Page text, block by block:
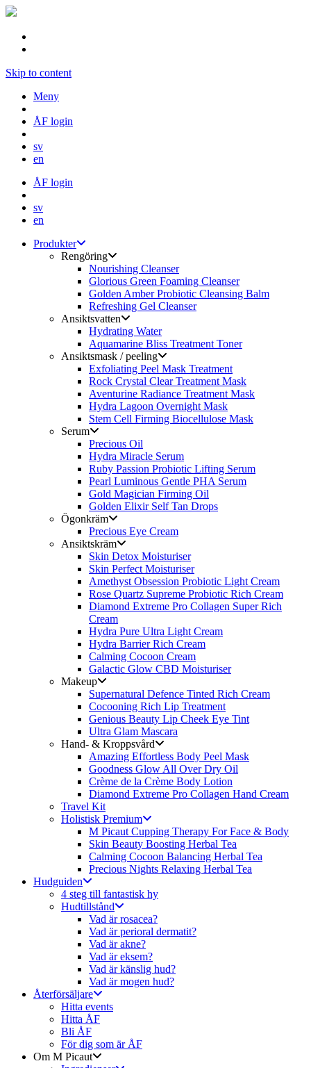
Skip to content
Meny
ÅF login
sv
en
ÅF login
sv
en
Produkter
Rengöring
Nourishing Cleanser
Glorious Green Foaming Cleanser
Golden Amber Probiotic Cleansing Balm
Refreshing Gel Cleanser
Ansiktsvatten
Hydrating Water
Aquamarine Bliss Treatment Toner
Ansiktsmask / peeling
Exfoliating Peel Mask Treatment
Rock Crystal Clear Treatment Mask
Aventurine Radiance Treatment Mask
Hydra Lagoon Overnight Mask
Stem Cell Firming Biocellulose Mask
Serum
Precious Oil
Hydra Miracle Serum
Ruby Passion Probiotic Lifting Serum
Pearl Luminous Gentle PHA Serum
Gold Magician Firming Oil
Golden Elixir Self Tan Drops
Ögonkräm
Precious Eye Cream
Ansiktskräm
Skin Detox Moisturiser
Skin Perfect Moisturiser
Amethyst Obsession Probiotic Light Cream
Rose Quartz Supreme Probiotic Rich Cream
Diamond Extreme Pro Collagen Super Rich
Cream
Hydra Pure Ultra Light Cream
Hydra Barrier Rich Cream
Calming Cocoon Cream
Galactic Glow CBD Moisturiser
Makeup
Supernatural Defence Tinted Rich Cream
Cocooning Rich Lip Treatment
Genious Beauty Lip Cheek Eye Tint
Ultra Glam Mascara
Hand- & Kroppsvård
Amazing Effortless Body Peel Mask
Goodness Glow All Over Dry Oil
Crème de la Crème Body Lotion
Diamond Extreme Pro Collagen Hand Cream
Travel Kit
Holistisk Premium
M Picaut Cupping Therapy For Face & Body
Skin Beauty Boosting Herbal Tea
Calming Cocoon Balancing Herbal Tea
Precious Nights Relaxing Herbal Tea
Hudguiden
4 steg till fantastisk hy
Hudtillstånd
Vad är rosacea?
Vad är perioral dermatit?
Vad är akne?
Vad är eksem?
Vad är känslig hud?
Vad är mogen hud?
Återförsäljare
Hitta events
Hitta ÅF
Bli ÅF
För dig som är ÅF
Om M Picaut